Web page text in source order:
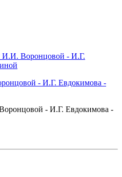
- И.Г. Евдокимова -
- И.Г. Евдокимова -